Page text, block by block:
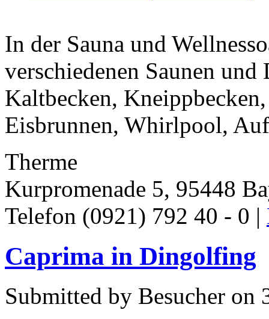
In der Sauna und
verschiedenen Saunen
Kaltbecken,
Eisbrunnen, Whirlpool,
Therme
Kurpromenade 5, 95448
Telefon (0921) 792 40 - 0 |
Caprima in Dingolfing
Submitted by Besucher on